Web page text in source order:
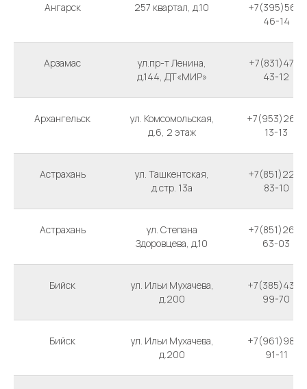
Ангарск 257 квартал, д.10
+7(395)561-
46-14
Арзамас
ул.пр-т Ленина,
д.144, ДТ«МИР»
+7(831)472-
43-12
Архангельск
ул. Комсомольская,
д.6, 2 этаж
+7(953)269-
13-13
Астрахань
ул. Ташкентская,
д.стр. 13а
+7(851)223-
83-10
Астрахань
ул. Степана
Здоровцева, д.10
+7(851)262-
63-03
Бийск
ул. Ильи Мухачева,
д.200
+7(385)432-
99-70
Бийск
ул. Ильи Мухачева,
д.200
+7(961)982-
91-11